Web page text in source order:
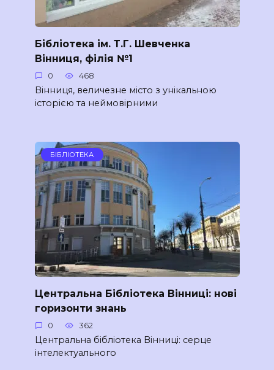
Бібліотека ім. Т.Г. Шевченка
Вінниця, філія №1
0 468
Вінниця, величезне місто з унікальною
історією та неймовірними
БІБЛІОТЕКА
Центральна Бібліотека Вінниці: нові
горизонти знань
0 362
Центральна бібліотека Вінниці: серце
інтелектуального